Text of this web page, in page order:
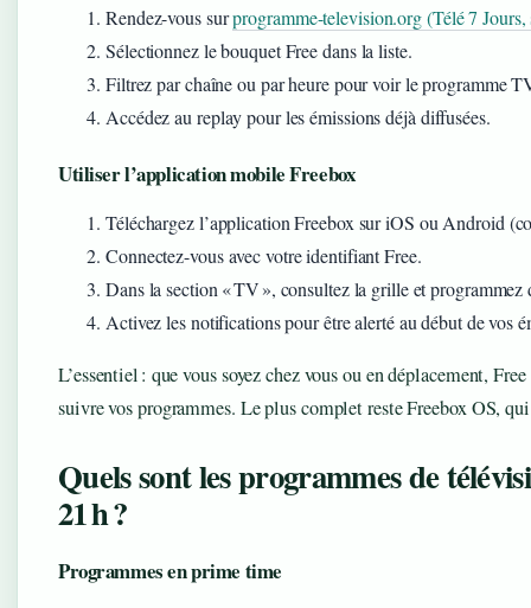
Rendez-vous surprogramme-television.org (Télé 7
Sélectionnez le bouquet Free dans la liste.
Filtrez par chaîne ou par heure pour voir le programme
Accédez au replay pour les émissions déjà diffusées.
Utiliser l’application mobile Freebox
Téléchargez l’application Freebox sur iOS ou Android
Connectez-vous avec votre identifiant Free.
Dans la section « TV », consultez la grille et programmez
Activez les notifications pour être alerté au début de vos
L’essentiel : que vous soyez chez vous ou en déplacement,
suivre vos programmes. Le plus complet reste Freebox OS,
Quels sont les programmes de
21 h ?
Programmes en prime time